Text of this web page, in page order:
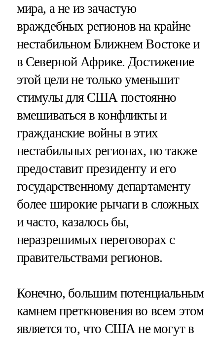
мира, а не из зачастую
враждебных регионов на крайне
нестабильном Ближнем Востоке и
в Северной Африке. Достижение
этой цели не только уменьшит
стимулы для США постоянно
вмешиваться в конфликты и
гражданские войны в этих
нестабильных регионах, но также
предоставит президенту и его
государственному департаменту
более широкие рычаги в сложных
и часто, казалось бы,
неразрешимых переговорах с
правительствами регионов.
Конечно, большим потенциальным
камнем преткновения во всем этом
является то, что США не могут в